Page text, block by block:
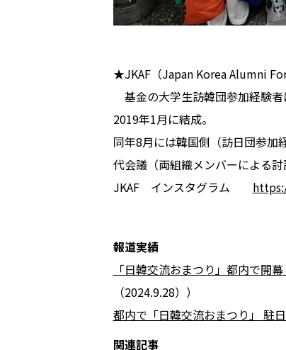
★JKAF（Japan Korea Alumni
基金の大学生訪韓団参加経験
2019年1月に結成。
同年8月には韓国側（訪日団参
代会議（両組織メンバーによる討
JKAF インスタグラム
報道実績
「日韓交流おまつり」都内で開
（2024.9.28））
都内で「日韓交流おまつり」 駐
関連記事